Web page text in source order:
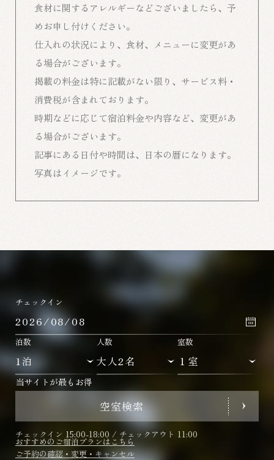
食材に関するアレルギーなどございましたら、予
めお申し付けください。
仕入れの状況により、食材、メニューに変更があ
る場合がございます。
掲載の料金は特に記載がない限り、サービス料・
消費税が含まれております。
時期などに応じて宿泊料金や内容など、変更があ
る場合がございます。
記事にある日付や時間は、日本の暦になります。
写真はイメージです。
チェックイン
泊数 人数 室数
当サイトが最もお得
空室検索
チェックイン 15:00-18:00 / チェックアウト 11:00
おすすめのご宿泊プランはこちら
ご予約の確認・変更・キャンセル